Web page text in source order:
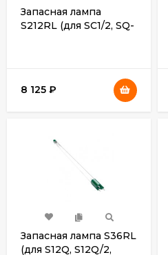
Запасная лампа
S212RL (для SC1/2, SQ-
8 125 ₽
Запасная лампа S36RL
(для S12Q, S12Q/2,